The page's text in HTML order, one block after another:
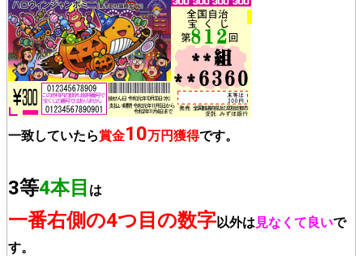
一致していたら賞金10万円獲得です。
3等4本目 は
一番右側の4つ目の数字以外は 見なくて良いで
す。